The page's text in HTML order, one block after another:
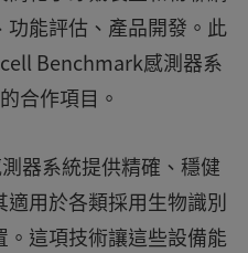
能評估、產品開發。此
Benchmark感測器系
合作項目。
器系統提供精確、穩健
用於各類採用生物識別
這項技術讓這些設備能